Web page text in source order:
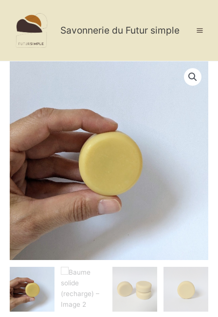
contenu
Savonnerie du Futur simple
(recharge)